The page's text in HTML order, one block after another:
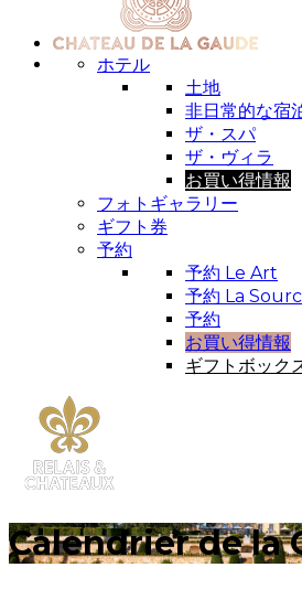
ホテル
土地
非日常的な宿
ザ・スパ
ザ・ヴィラ
お買い得情報
フォトギャラリー
ギフト券
予約
予約 Le Art
予約 La
予約
お買い得情報
ギフトボック
Calendrier de la